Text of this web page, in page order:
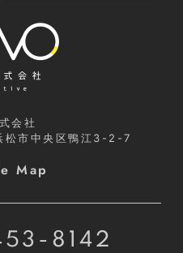
会社
松市中央区鴨江3-2-7
Map
8142